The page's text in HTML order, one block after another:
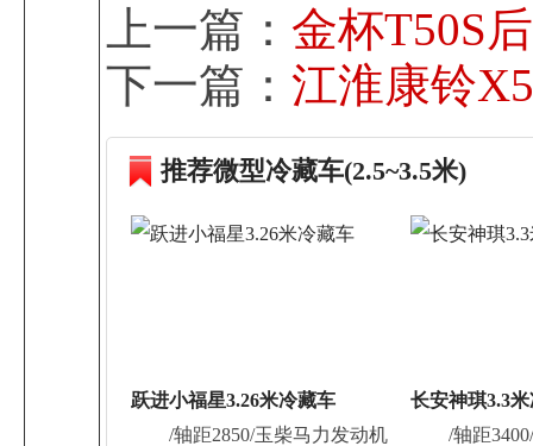
上一篇： 金杯T50S
下一篇： 江淮康铃
推荐微型冷藏车(2.5~3.5米)
跃进小福星3.26米冷藏车
/轴距2850/玉柴马力发动机
长安神琪3.3
/轴距